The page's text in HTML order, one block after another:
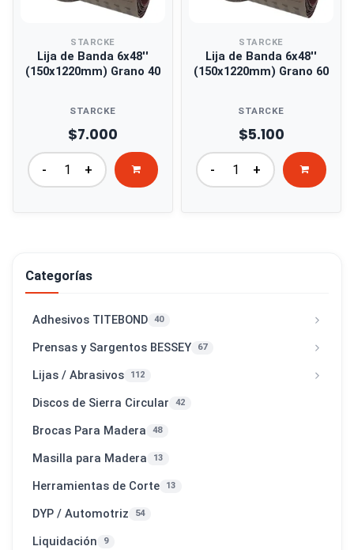
STARCKE
Lija de Banda 6x48''
(150x1220mm) Grano 40
STARCKE
$7.000
- +
STARCKE
Lija de Banda 6x48''
(150x1220mm) Grano 60
STARCKE
$5.100
- +
Categorías
Adhesivos TITEBOND 40
Prensas y Sargentos BESSEY 67
Lijas / Abrasivos 112
Discos de Sierra Circular 42
Brocas Para Madera 48
Masilla para Madera 13
Herramientas de Corte 13
DYP / Automotriz 54
Liquidación 9